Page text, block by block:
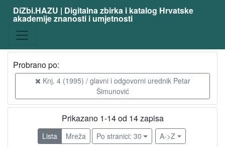
DiZbi.HAZU | Digitalna zbirka i katalog Hrvatske
akademije znanosti i umjetnosti
Probrano po:
Knj. 4 (1995) / glavni i odgovorni urednik Petar
Šimunović
Prikazano 1-14 od 14 zapisa
Lista Mreža Po stranici: 30 A->Z